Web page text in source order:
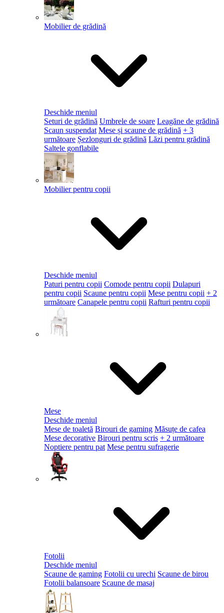
Mobilier de grădină
Deschide meniul
Seturi de grădină Umbrele de soare Leagăne de grădină
Scaun suspendat Mese și scaune de grădină + 3
următoare Șezlonguri de grădină Lăzi pentru grădină
Saltele gonflabile
Mobilier pentru copii
Deschide meniul
Paturi pentru copii Comode pentru copii Dulapuri
pentru copii Scaune pentru copii Mese pentru copii + 2
următoare Canapele pentru copii Rafturi pentru copii
Mese
Deschide meniul
Mese de toaletă Birouri de gaming Măsuțe de cafea
Mese decorative Birouri pentru scris + 2 următoare
Noptiere pentru pat Mese pentru sufragerie
Fotolii
Deschide meniul
Scaune de gaming Fotolii cu urechi Scaune de birou
Fotolii balansoare Scaune de masaj